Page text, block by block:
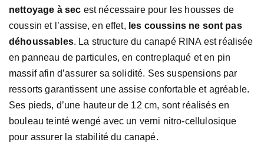
nettoyage à sec est nécessaire pour les housses de
coussin et l’assise, en effet, les coussins ne sont pas
déhoussables. La structure du canapé RINA est réalisée
en panneau de particules, en contreplaqué et en pin
massif afin d’assurer sa solidité. Ses suspensions par
ressorts garantissent une assise confortable et agréable.
Ses pieds, d’une hauteur de 12 cm, sont réalisés en
bouleau teinté wengé avec un verni nitro-cellulosique
pour assurer la stabilité du canapé.